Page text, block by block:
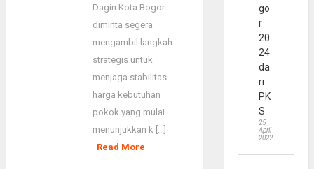
Dagin Kota Bogor
diminta segera
mengambil langkah
strategis untuk
menjaga stabilitas
harga kebutuhan
pokok yang mulai
menunjukkan k [...]
Read More
go
r
20
24
da
ri
PK
S
25
April
2022